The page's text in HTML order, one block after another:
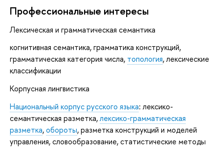
Профессиональные интересы
Лексическая и грамматическая семантика
когнитивная семантика, грамматика конструкций,
грамматическая категория числа, топология, лексические
классификации
Корпусная лингвистика
Национальный корпус русского языка: лексико-
семантическая разметка,лексико-грамматическая
разметка,обороты, разметка конструкций и моделей
управления, словообразование, статистические методы